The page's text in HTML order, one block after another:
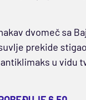
dvomeč sa
prekide
u vidu